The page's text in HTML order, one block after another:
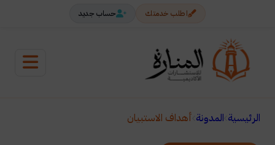
اطلب خدمتك حساب جديد
الرئيسية المدونة أهداف الاستبيان